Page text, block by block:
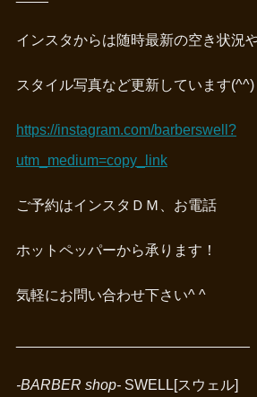
インスタからは随時最新の空き状況
スタイル写真など更新しています(^^)
https://instagram.com/barberswell?
utm_medium=copy_link
ご予約はインスタＤＭ、お電話
ホットペッパーから承ります！
気軽にお問い合わせ下さい^ ^
-BARBER shop- SWELL[スウェル]